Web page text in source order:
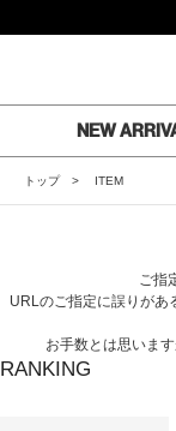
NEW
トップ ITEM
ご指
URLのご指定に誤りがあ
お手数とは思いま
RANKING